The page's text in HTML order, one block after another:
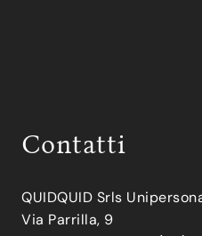
Contatti
QUIDQUID Srls
Via Parrilla, 9